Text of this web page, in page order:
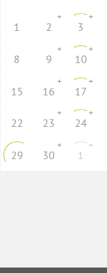
1 2
+
3
+
8 9
+
10
+
15 16
+
17
+
22 23
+
24
+
29 30
+
1
+